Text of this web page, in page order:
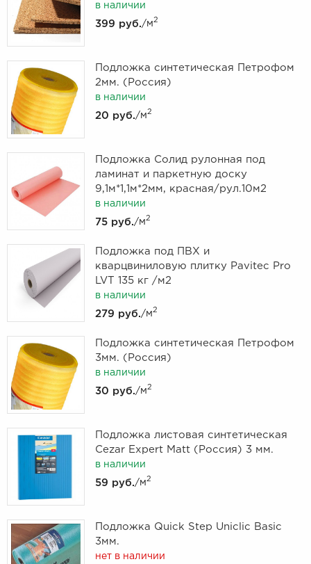
в наличии
399 руб. /м 2
Подложка синтетическая Петрофом
2мм. (Россия)
в наличии
20 руб. /м 2
Подложка Солид рулонная под
ламинат и паркетную доску
9,1м*1,1м*2мм, красная/рул.10м2
в наличии
75 руб. /м 2
Подложка под ПВХ и
кварцвиниловую плитку Pavitec Pro
LVT 135 кг /м2
в наличии
279 руб. /м 2
Подложка синтетическая Петрофом
3мм. (Россия)
в наличии
30 руб. /м 2
Подложка листовая синтетическая
Cezar Expert Matt (Россия) 3 мм.
в наличии
59 руб. /м 2
Подложка Quick Step Uniclic Basic
3мм.
нет в наличии